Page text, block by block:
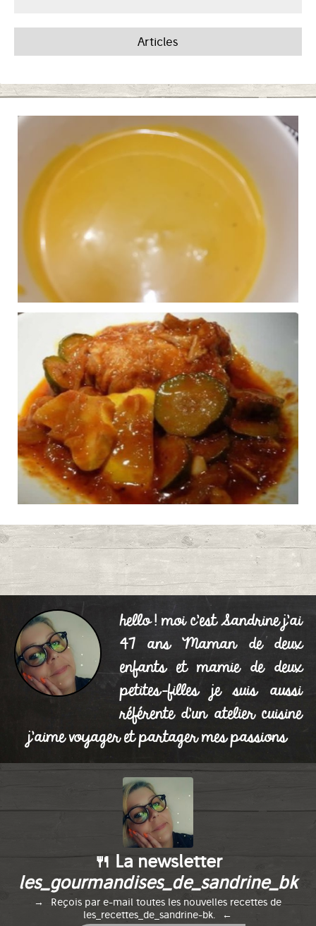
Articles
0
SOUPE DE
POTIMARON
Publié le 02/10/2024 à 0:25
POULET COURGETTES
POMMES DE TERRE AU
COOKEO
Publié le 16/09/2024 à 23:24
hello ! moi c'est Sandrine j'ai
47 ans Maman de deux
enfants et mamie de deux
petites-filles je suis aussi
référente d'un atelier cuisine
j'aime voyager et partager mes passions
🍴 La newsletter
les_gourmandises_de_sandrine_bk
Reçois par e-mail toutes les nouvelles recettes de
les_recettes_de_sandrine-bk.